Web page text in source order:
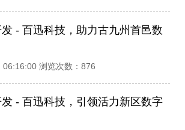
- 百迅科技，助力古九州首邑数
06:16:00 浏览次数：876
- 百迅科技，引领活力新区数字